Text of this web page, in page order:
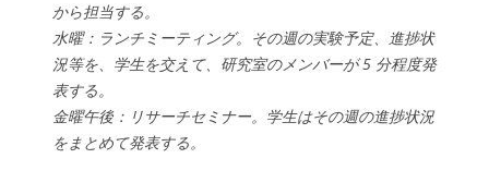
から担当する。
水曜：ランチミーティング。その週の実験予定、進捗状
況等を、学生を交えて、研究室のメンバーが 5 分程度発
表する。
金曜午後：リサーチセミナー。学生はその週の進捗状況
をまとめて発表する。